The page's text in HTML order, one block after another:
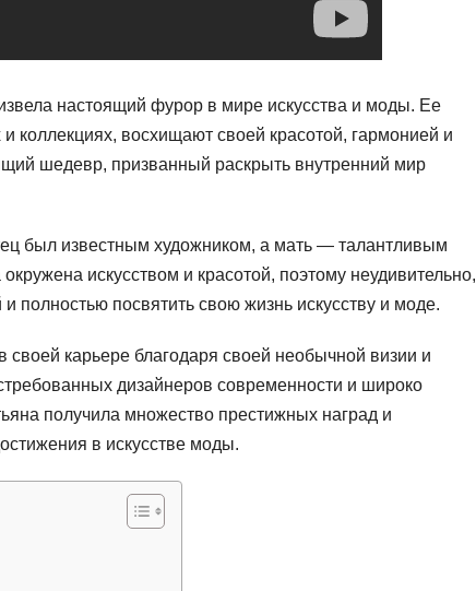
настоящий фурор в мире искусства и моды. Ее
коллекциях, восхищают своей красотой, гармонией и
шедевр, призванный раскрыть внутренний мир
был известным художником, а мать — талантливым
искусством и красотой, поэтому неудивительно,
полностью посвятить свою жизнь искусству и моде.
своей карьере благодаря своей необычной визии и
дизайнеров современности и широко
получила множество престижных наград и
в искусстве моды.